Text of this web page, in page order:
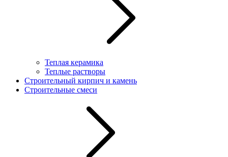
Теплая керамика
Теплые растворы
Строительный кирпич и камень
Строительные смеси